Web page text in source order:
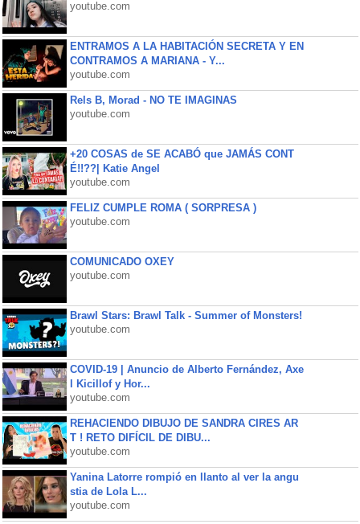
youtube.com
ENTRAMOS A LA HABITACIÓN SECRETA Y EN
CONTRAMOS A MARIANA - Y...
youtube.com
Rels B, Morad - NO TE IMAGINAS
youtube.com
+20 COSAS de SE ACABÓ que JAMÁS CONT
É!!??| Katie Angel
youtube.com
FELIZ CUMPLE ROMA ( SORPRESA )
youtube.com
COMUNICADO OXEY
youtube.com
Brawl Stars: Brawl Talk - Summer of Monsters!
youtube.com
COVID-19 | Anuncio de Alberto Fernández, Axe
l Kicillof y Hor...
youtube.com
REHACIENDO DIBUJO DE SANDRA CIRES AR
T ! RETO DIFÍCIL DE DIBU...
youtube.com
Yanina Latorre rompió en llanto al ver la angu
stia de Lola L...
youtube.com